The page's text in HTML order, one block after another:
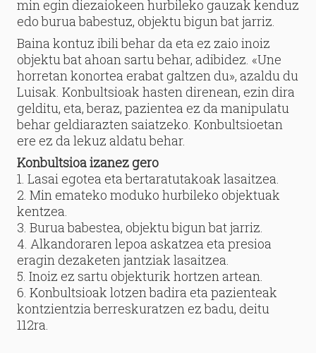
min egin diezaiokeen hurbileko gauzak kenduz
edo burua babestuz, objektu bigun bat jarriz.
Baina kontuz ibili behar da eta ez zaio inoiz
objektu bat ahoan sartu behar, adibidez. «Une
horretan konortea erabat galtzen du», azaldu du
Luisak. Konbultsioak hasten direnean, ezin dira
gelditu, eta, beraz, pazientea ez da manipulatu
behar geldiarazten saiatzeko. Konbultsioetan
ere ez da lekuz aldatu behar.
Konbultsioa izanez gero
1. Lasai egotea eta bertaratutakoak lasaitzea.
2. Min emateko moduko hurbileko objektuak
kentzea.
3. Burua babestea, objektu bigun bat jarriz.
4. Alkandoraren lepoa askatzea eta presioa
eragin dezaketen jantziak lasaitzea.
5. Inoiz ez sartu objekturik hortzen artean.
6. Konbultsioak lotzen badira eta pazienteak
kontzientzia berreskuratzen ez badu, deitu
112ra.